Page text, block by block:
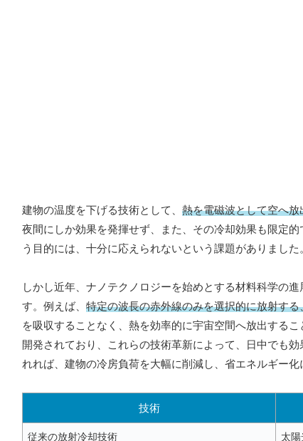
建物の温度を下げる技術として、 熱を電磁波として空へ
夜間にしか効果を発揮せず、また、その冷却効果も限定
う目的には、十分に応えられないという課題がありました
しかし近年、ナノテクノロジーを始めとする材料科学の
す。例えば、 特定の波長の赤外線のみを選択的に放射す
を吸収することなく、熱を効率的に宇宙空間へ放出するこ
開発されており、これらの技術革新によって、日中でも
れれば、建物の冷房負荷を大幅に削減し、省エネルギー化
技術
従来の放射冷却技術 太